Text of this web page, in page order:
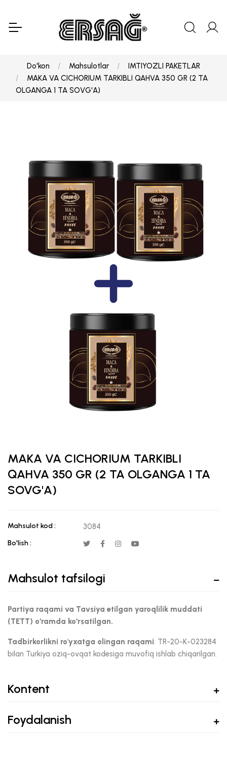
Do'kon Mahsulotlar
IMTIYOZLI PAKETLAR
MAKA VA CICHORIUM TARKIBLI QAHVA 350 GR (2 TA
OLGANGA 1 TA SOVG'A)
MAKA VA CICHORIUM TARKIBLI
QAHVA 350 GR (2 TA OLGANGA 1 TA
SOVG'A)
Mahsulot kod : 3084
Bo'lish :
Mahsulot tafsilogi
Partiya raqami va Tavsiya etilgan yaroqlilik muddati
(TETT) o‘ramda ko‘rsatilgan.
Tadbirkorlikni ro'yxatga olingan raqami: TR-20-K-023284
bilan Turkiya oziq-ovqat kodesiga muvofiq ishlab chiqarilgan.
Kontent
Foydalanish